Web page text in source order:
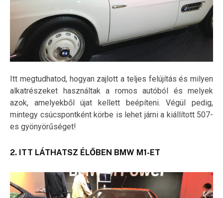
Itt megtudhatod, hogyan zajlott a teljes felújítás és milyen
alkatrészeket használtak a romos autóból és melyek
azok, amelyekből újat kellett beépíteni. Végül pedig,
mintegy csúcspontként körbe is lehet járni a kiállított 507-
es gyönyörűséget!
2. ITT LÁTHATSZ ÉLŐBEN BMW M1-ET